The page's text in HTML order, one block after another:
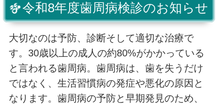
令和8年度歯周病検診のお知らせ
大切なのは予防、診断そして適切な治療で
す。30歳以上の成人の約80%がかかっている
と言われる歯周病。歯周病は、歯を失うだけ
ではなく、生活習慣病の発症や悪化の原因と
なります。歯周病の予防と早期発見のため、